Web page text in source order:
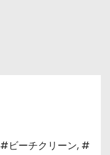
#ビーチクリーン, #